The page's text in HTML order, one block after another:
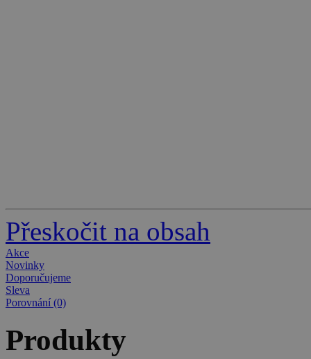
Přeskočit na obsah
Akce
Novinky
Doporučujeme
Sleva
Porovnání (0)
Produkty